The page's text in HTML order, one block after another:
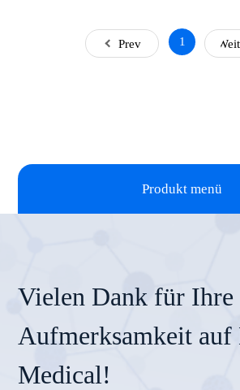
Prev 1
Produkt menü
Vielen Dank für Ihre
Aufmerksamkeit auf
Medical!